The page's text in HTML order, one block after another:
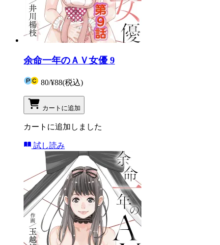
余命一年のＡＶ女優 9
80/¥88(税込)
カートに追加
カートに追加しました
試し読み